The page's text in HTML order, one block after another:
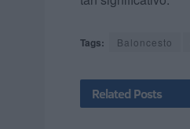
Tags: Baloncesto
Related Posts